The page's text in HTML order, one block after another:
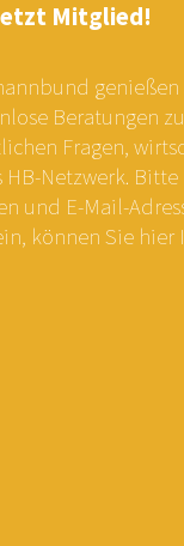
Mitglied!
genießen
Beratungen
Fragen,
Netzwerk. Bitte
und E-Mail-
können Sie